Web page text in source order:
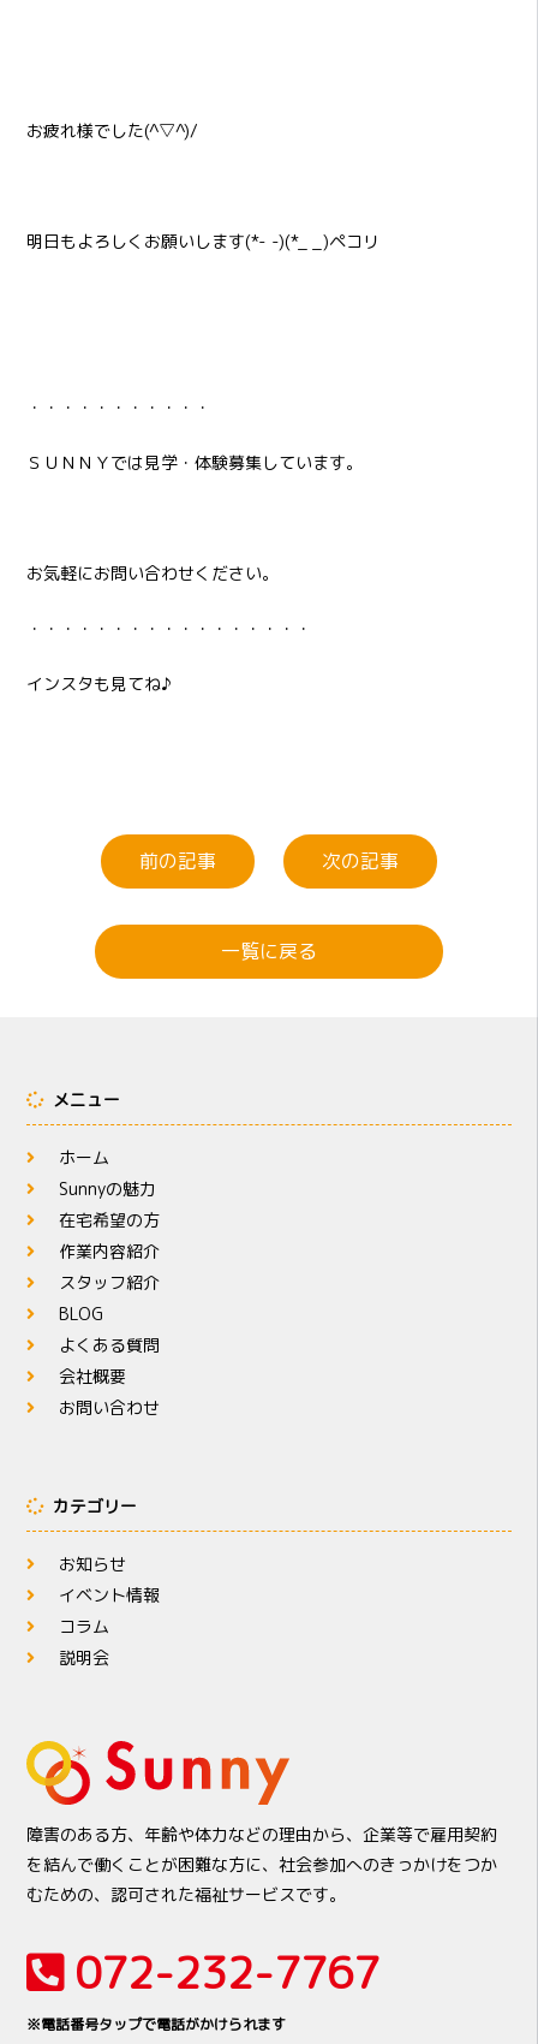
お疲れ様でした(^▽^)/
明日もよろしくお願いします(*- -)(*_ _)ペコリ
・・・・・・・・・・・
ＳＵＮＮＹでは見学・体験募集しています。
お気軽にお問い合わせください。
・・・・・・・・・・・・・・・・・
インスタも見てね♪
前の記事 次の記事
一覧に戻る
メニュー
ホーム
Sunnyの魅力
在宅希望の方
作業内容紹介
スタッフ紹介
BLOG
よくある質問
会社概要
お問い合わせ
カテゴリー
お知らせ
イベント情報
コラム
説明会
障害のある方、年齢や体力などの理由から、企業等で雇用契約
を結んで働くことが困難な方に、社会参加へのきっかけをつか
むための、認可された福祉サービスです。
072-232-7767
※電話番号タップで電話がかけられます